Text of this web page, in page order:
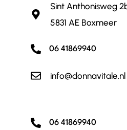
Sint Anthonisweg
5831 AE Boxmeer
06 41869940
info@donnavitale.nl
06 41869940